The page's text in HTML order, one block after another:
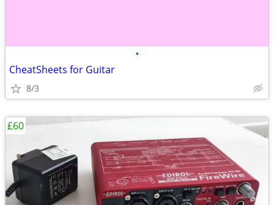
•
CheatSheets for Guitar
8/3
£60